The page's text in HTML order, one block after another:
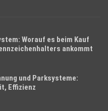
Worauf es beim Kauf
ankommt
und Parksysteme:
Effizienz